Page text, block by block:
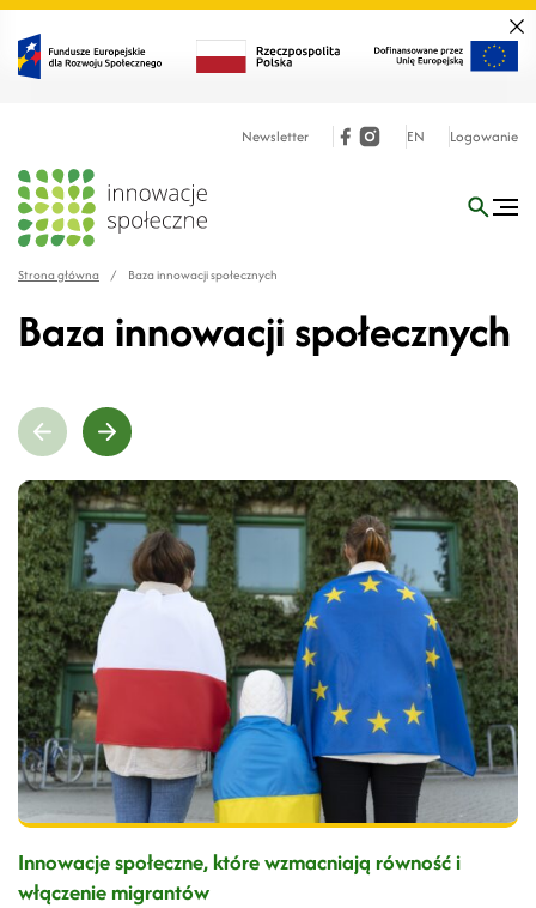
Newsletter EN Logowanie
Strona główna / Baza innowacji społecznych
Baza innowacji społecznych
Innowacje społeczne, które wzmacniają równość i
włączenie migrantów